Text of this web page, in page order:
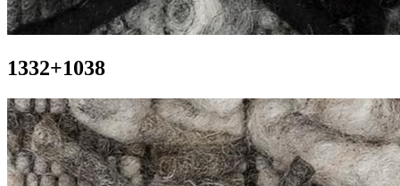
1332+1038